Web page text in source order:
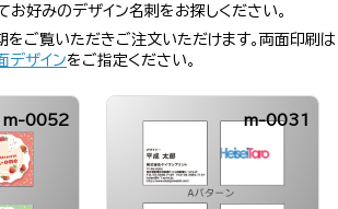
お好みのデザイン名刺をお探しください。
をご覧いただきご注文いただけます。両面印刷は
デザインをご指定ください。
m-0052 m-0031